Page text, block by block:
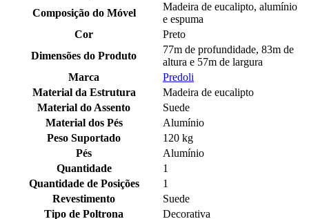
Composição do Móvel
Madeira de eucalipto, alumínio
e espuma
Cor
Preto
Dimensões do Produto
77m de profundidade, 83m de
altura e 57m de largura
Marca
Predoli
Material da Estrutura
Madeira de eucalipto
Material do Assento
Suede
Material dos Pés
Alumínio
Peso Suportado
120 kg
Pés
Alumínio
Quantidade
1
Quantidade de Posições
1
Revestimento
Suede
Tipo de Poltrona
Decorativa